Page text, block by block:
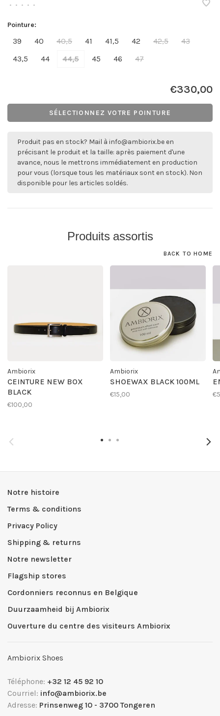
• • • • •
Pointure:
39 40 40,5 41 41,5 42 42,5
43
43,5
44 44,5 45 46 47
€330,00
SÉLECTIONNEZ VOTRE POINTURE
Produit pas en stock? Mail à info@ambiorix.be en
précisant le produit et la taille: après paiement d'une
avance, nous le mettrons immédiatement en production
pour vous (lorsque tous les matériaux sont en stock). Non
disponible pour les articles soldés.
Produits assortis
BACK TO HOME
Ambiorix
CEINTURE NEW BOX
BLACK
€100,00
Ambiorix
SHOEWAX BLACK 100ML
€15,00
Notre histoire
Terms & conditions
Privacy Policy
Shipping & returns
Notre newsletter
Flagship stores
Cordonniers reconnus en Belgique
Duurzaamheid bij Ambiorix
Ouverture du centre des visiteurs Ambiorix
Ambiorix Shoes
Téléphone: +32 12 45 92 10
Courriel: info@ambiorix.be
Adresse: Prinsenweg 10 - 3700 Tongeren